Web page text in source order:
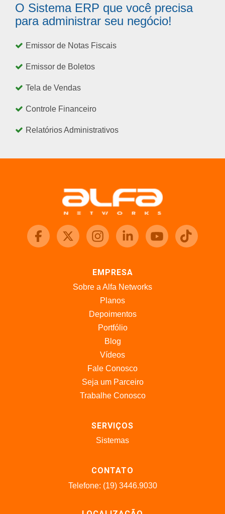
O Sistema ERP que você precisa
para administrar seu negócio!
Emissor de Notas Fiscais
Emissor de Boletos
Tela de Vendas
Controle Financeiro
Relatórios Administrativos
EMPRESA
Sobre a Alfa Networks
Planos
Depoimentos
Portfólio
Blog
Vídeos
Fale Conosco
Seja um Parceiro
Trabalhe Conosco
SERVIÇOS
Sistemas
CONTATO
Telefone: (19) 3446.9030